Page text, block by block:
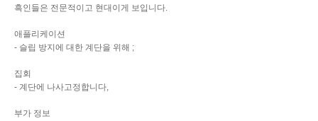
흑인들은 전문적이고 현대이게 보입니다.
애플리케이션
- 슬립 방지에 대한 계단을 위해 ;
집회
- 계단에 나사고정합니다,
부가 정보